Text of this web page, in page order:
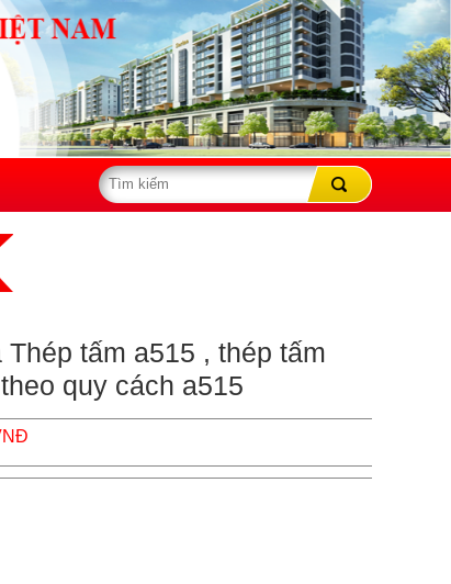
Thép tấm a515 , thép tấm
quy cách a515